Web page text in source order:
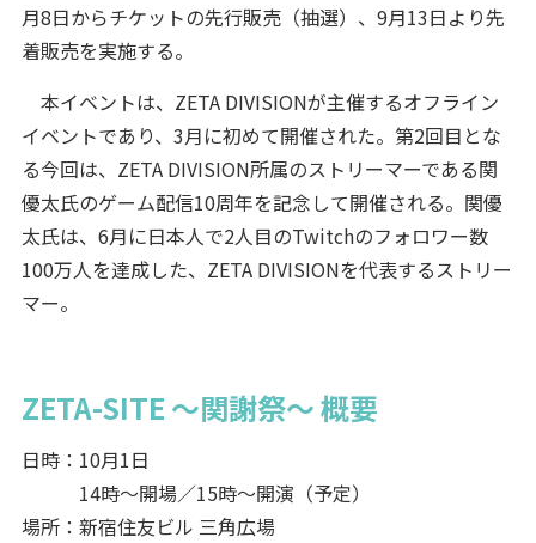
月8日からチケットの先行販売（抽選）、9月13日より先
着販売を実施する。
本イベントは、ZETA DIVISIONが主催するオフライン
イベントであり、3月に初めて開催された。第2回目とな
る今回は、ZETA DIVISION所属のストリーマーである関
優太氏のゲーム配信10周年を記念して開催される。関優
太氏は、6月に日本人で2人目のTwitchのフォロワー数
100万人を達成した、ZETA DIVISIONを代表するストリー
マー。
ZETA-SITE ～関謝祭～ 概要
日時：10月1日
14時～開場／15時～開演（予定）
場所：新宿住友ビル 三角広場